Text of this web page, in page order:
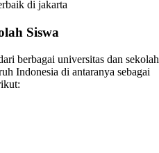
Siswa
berbagai universitas dan sekolah
Indonesia di antaranya sebagai